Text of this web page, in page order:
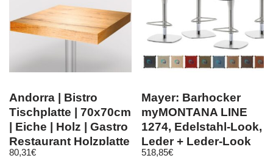
Andorra | Bistro
Tischplatte | 70x70cm
| Eiche | Holz | Gastro
Restaurant Holzplatte
80,31€
Mayer: Barhocker
myMONTANA LINE
1274, Edelstahl-Look,
Leder + Leder-Look
518,85€